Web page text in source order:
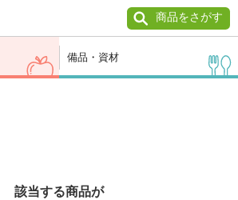
商品をさがす
備品・資材
該当する商品が